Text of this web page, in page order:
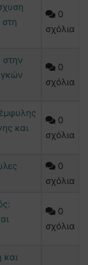
0
σχόλια
στην
0
σχόλια
και
0
σχόλια
0
σχόλια
0
σχόλια